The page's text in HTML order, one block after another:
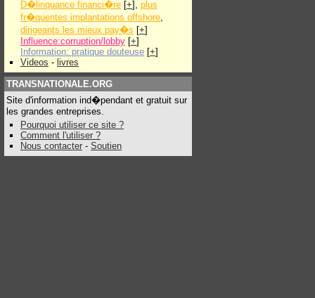
D�linquance financi�re [+], plus
fr�quentes implantations offshore,
dirigeants les mieux pay�s [+]
Influence:corruption/lobby [+]
Information: pratique douteuse [+]
Videos - livres
TRANSNATIONALE.ORG
Site d'information ind�pendant et gratuit sur
les grandes entreprises.
Pourquoi utiliser ce site ?
Comment l'utiliser ?
Nous contacter - Soutien